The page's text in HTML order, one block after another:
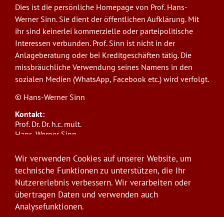
Dies ist die persönliche Homepage von Prof. Hans-
Werner Sinn. Sie dient der öffentlichen Aufklärung. Mit
ihr sind keinerlei kommerzielle oder parteipolitische
Interessen verbunden. Prof. Sinn ist nicht in der
Anlageberatung oder bei Kreditgeschäften tätig. Die
missbräuchliche Verwendung seines Namens in den
sozialen Medien (WhatsApp, Facebook etc.) wird verfolgt.
© Hans-Werner Sinn
Kontakt:
Prof. Dr. Dr. h.c. mult.
Hans-Werner Sinn,
ifo Institut
Poschingerstr. 5, 81679 München
Telefon: +49(0)89/9224-1276
E-Mail:sinn@ifo.de
User
Anmelden
Wir verwenden Cookies auf unserer Website, um
technische Funktionen zu unterstützen, die Ihr
Nutzererlebnis verbessern. Wir verarbeiten oder
übertragen Daten und verwenden auch
Analysefunktionen.